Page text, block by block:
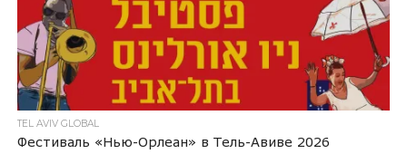
TEL AVIV GLOBAL
Фестиваль «Нью-Орлеан» в Тель-Авиве 2026